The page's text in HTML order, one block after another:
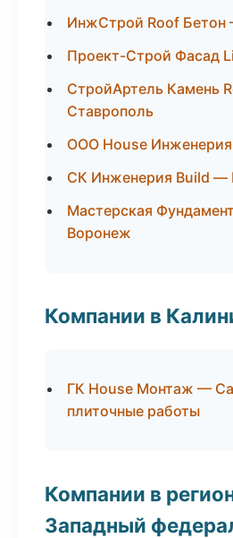
ИнжСтрой Roof
Проект-Строй Фасад
СтройАртель Камень
Ставрополь
ООО House
СК Инженерия Build —
Мастерская
Воронеж
Компании в
ГК House Монтаж —
плиточные работы
Компании в
Западный